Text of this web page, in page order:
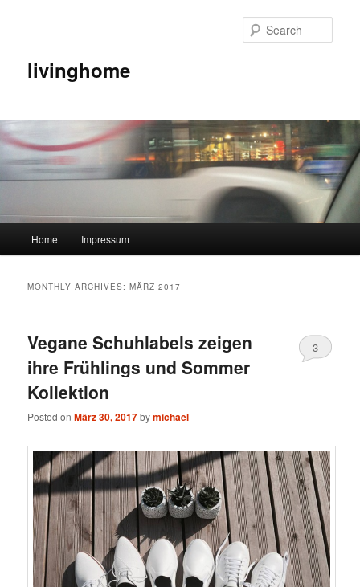
livinghome
Skip to primary content
Skip to secondary content
Home Impressum
MONTHLY ARCHIVES:MÄRZ 2017
Vegane Schuhlabels zeigen
ihre Frühlings und Sommer
Kollektion
Posted onMärz 30, 2017bymichael
3